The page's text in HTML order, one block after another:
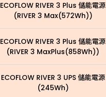
ECOFLOW RIVER 3 Plus 儲能電源
(RIVER 3 Max(572Wh))
ECOFLOW RIVER 3 Plus 儲能電源
(RIVER 3 MaxPlus(858Wh))
ECOFLOW RIVER 3 UPS 儲能電源
(245Wh)